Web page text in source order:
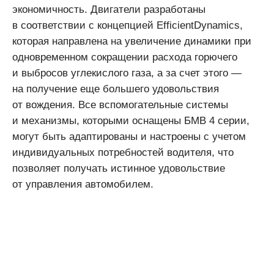
экономичность. Двигатели разработаны
в соответствии с концепцией EfficientDynamics,
которая направлена на увеличение динамики при
одновременном сокращении расхода горючего
и выбросов углекислого газа, а за счет этого —
на получение еще большего удовольствия
от вождения. Все вспомогательные системы
и механизмы, которыми оснащены БМВ 4 серии,
могут быть адаптированы и настроены с учетом
индивидуальных потребностей водителя, что
позволяет получать истинное удовольствие
от управления автомобилем.